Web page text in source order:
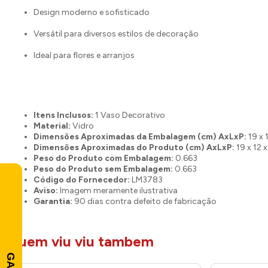
Design moderno e sofisticado
Versátil para diversos estilos de decoração
Ideal para flores e arranjos
Itens Inclusos: 1 Vaso Decorativo
Material: Vidro
Dimensões Aproximadas da Embalagem (cm) AxLxP: 19 x
Dimensões Aproximadas do Produto (cm) AxLxP: 19 x 12
Peso do Produto com Embalagem: 0.663
Peso do Produto sem Embalagem: 0.663
Código do Fornecedor: LM3783
Aviso: Imagem meramente ilustrativa
Garantia: 90 dias contra defeito de fabricação
quem viu viu tambem